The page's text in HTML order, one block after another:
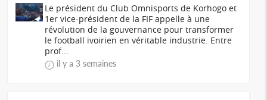
Le président du Club Omnisports de Korhogo et
1er vice-président de la FIF appelle à une
révolution de la gouvernance pour transformer
le football ivoirien en véritable industrie. Entre
prof...
il y a 3 semaines